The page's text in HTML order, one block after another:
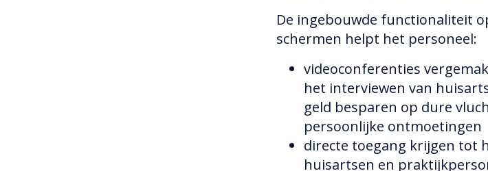
De ingebouwde functionaliteit
schermen helpt het personeel:
videoconferenties
het interviewen van
geld besparen op dure
persoonlijke ontmoetingen
directe toegang krijgen tot
huisartsen en